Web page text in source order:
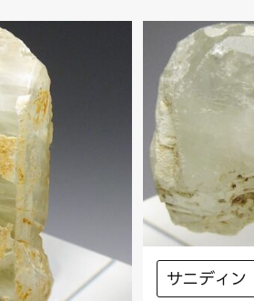
サニディン